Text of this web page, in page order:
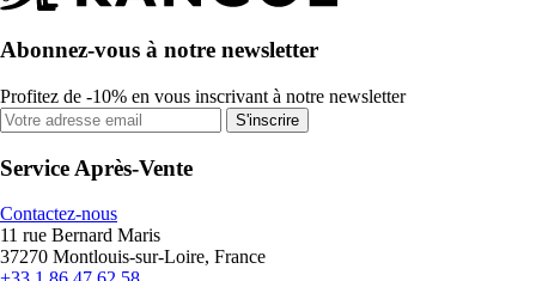
Abonnez-vous à notre newsletter
Profitez de -10% en vous inscrivant à notre newsletter
S'inscrire
Service Après-Vente
Contactez-nous
11 rue Bernard Maris
37270 Montlouis-sur-Loire, France